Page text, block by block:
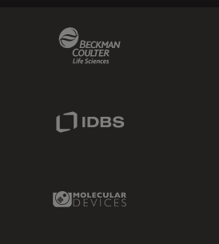
Molecular Devices Link